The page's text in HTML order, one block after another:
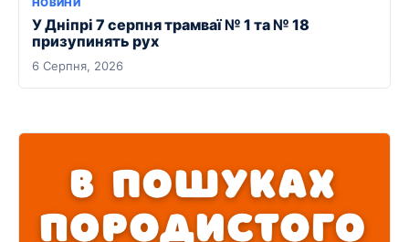
НОВИНИ
У Дніпрі 7 серпня трамваї № 1 та № 18
призупинять рух
6 Серпня, 2026